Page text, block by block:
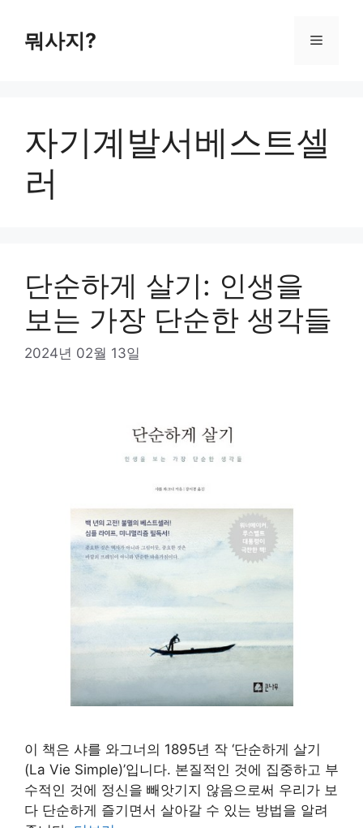
뭐사지? 메
자기계발서베스트셀
러
단순하게 살기: 인생을
보는 가장 단순한 생각들
2024년 02월 13일
이 책은 샤를 와그너의 1895년 작 ‘단순하게 살기
(La Vie Simple)’입니다. 본질적인 것에 집중하고 부
수적인 것에 정신을 빼앗기지 않음으로써 우리가 보
다 단순하게 즐기면서 살아갈 수 있는 방법을 알려